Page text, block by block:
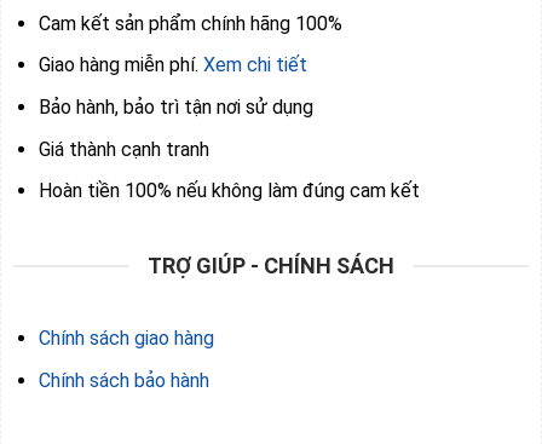
Cam kết sản phẩm chính hãng 100%
Giao hàng miễn phí. Xem chi tiết
Bảo hành, bảo trì tận nơi sử dụng
Giá thành cạnh tranh
Hoàn tiền 100% nếu không làm đúng cam kết
TRỢ GIÚP - CHÍNH SÁCH
Chính sách giao hàng
Chính sách bảo hành